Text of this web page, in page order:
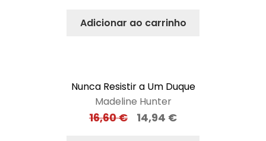
Adicionar ao carrinho
Nunca Resistir a Um Duque
Madeline Hunter
16,60€ 14,94 €